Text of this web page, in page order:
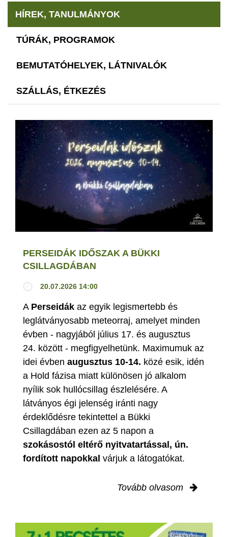
HÍREK, TANULMÁNYOK
TÚRÁK, PROGRAMOK
BEMUTATÓHELYEK, LÁTNIVALÓK
SZÁLLÁS, ÉTKEZÉS
PERSEIDÁK IDŐSZAK A BÜKKI
CSILLAGDÁBAN
20.07.2026 14:00
A Perseidák az egyik legismertebb és
leglátványosabb meteorraj, amelyet minden
évben - nagyjából július 17. és augusztus
24. között - megfigyelhetünk. Maximumuk az
idei évben augusztus 10-14. közé esik, idén
a Hold fázisa miatt különösen jó alkalom
nyílik sok hullócsillag észlelésére. A
látványos égi jelenség iránti nagy
érdeklődésre tekintettel a Bükki
Csillagdában ezen az 5 napon a
szokásostól eltérő nyitvatartással, ún.
fordított napokkal várjuk a látogatókat.
Tovább olvasom